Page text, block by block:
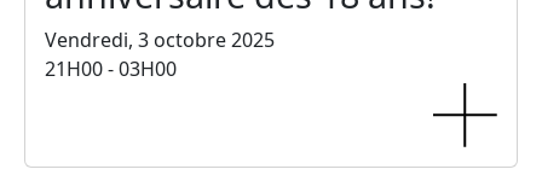
Vendredi, 3 octobre 2025
21H00 - 03H00